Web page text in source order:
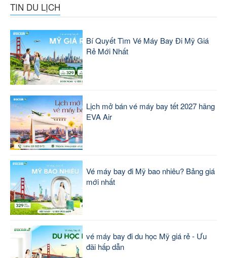
TIN DU LỊCH
Bí Quyết Tìm Vé Máy Bay Đi Mỹ Giá
Rẻ Mới Nhất
Lịch mở bán vé máy bay tết 2027 hãng
EVA Air
Vé máy bay đi Mỹ bao nhiêu? Bảng giá
mới nhất
vé máy bay đi du học Mỹ giá rẻ - Ưu
đãi hấp dẫn